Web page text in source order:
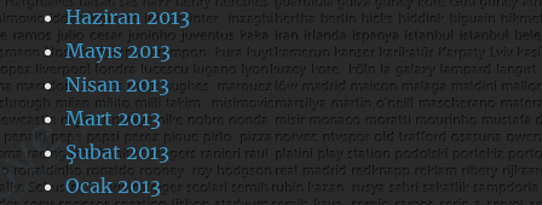
Haziran 2013
Mayıs 2013
Nisan 2013
Mart 2013
Şubat 2013
Ocak 2013